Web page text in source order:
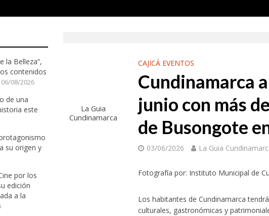
la Belleza”,
contenidos
06/08/2026
de una
este
su origen y
por los
edición
a la
La Guia
Cundinamarca
CAJICÁ EVENTOS
Cundinamarca
junio con más
de Busongote
03/06/2026 La Guia
Fotografía por: Instituto Municipal de
Los habitantes de Cundinamarca
culturales, gastronómicas y